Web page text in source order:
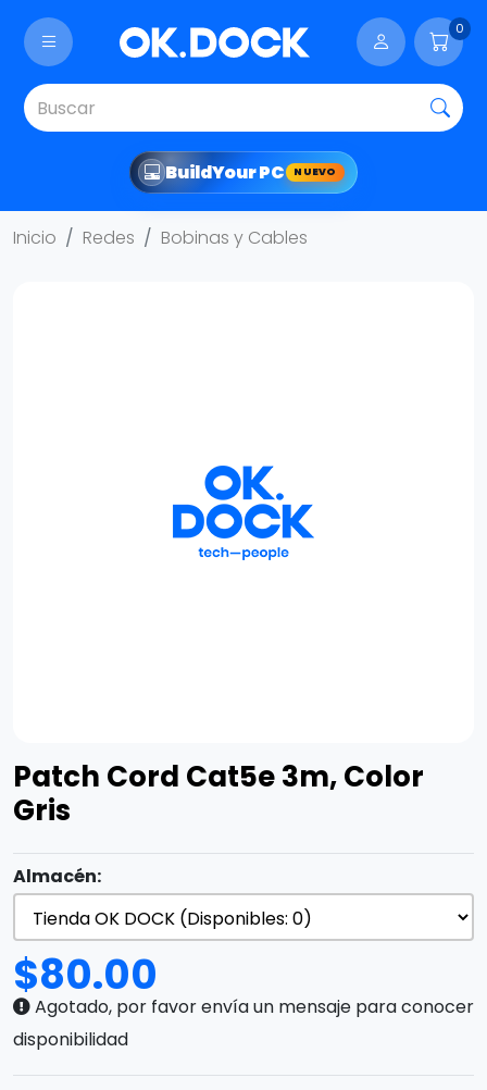
0
BuildYour PC NUEVO
Inicio Redes Bobinas y Cables
Patch Cord Cat5e 3m, Color
Gris
Almacén:
$80.00
Agotado, por favor envía un mensaje para conocer
disponibilidad